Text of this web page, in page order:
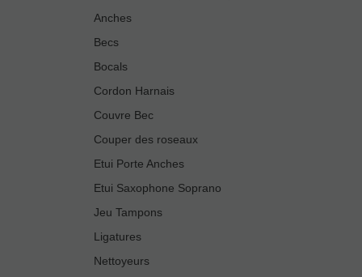
Anches
Becs
Bocals
Cordon Harnais
Couvre Bec
Couper des roseaux
Etui Porte Anches
Etui Saxophone Soprano
Jeu Tampons
Ligatures
Nettoyeurs